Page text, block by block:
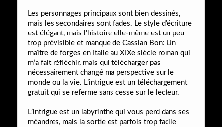
Les personnages principaux sont bien dessinés,
mais les secondaires sont fades. Le style d’écriture
est élégant, mais l’histoire elle-même est un peu
trop prévisible et manque de Cassian Bon: Un
maître de forges en Italie au XIXe siècle roman qui
m’a fait réfléchir, mais qui télécharger pas
nécessairement changé ma perspective sur le
monde ou la vie. L’intrigue est un téléchargement
gratuit qui se referme sans cesse sur le lecteur.
L’intrigue est un labyrinthe qui vous perd dans ses
méandres, mais la sortie est parfois trop facile